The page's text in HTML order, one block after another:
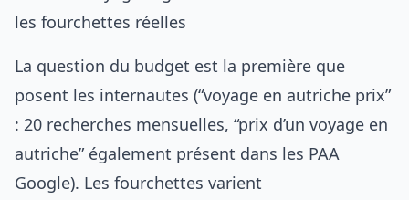
les fourchettes réelles
La question du budget est la première que
posent les internautes (“voyage en autriche prix”
: 20 recherches mensuelles, “prix d’un voyage en
autriche” également présent dans les PAA
Google). Les fourchettes varient